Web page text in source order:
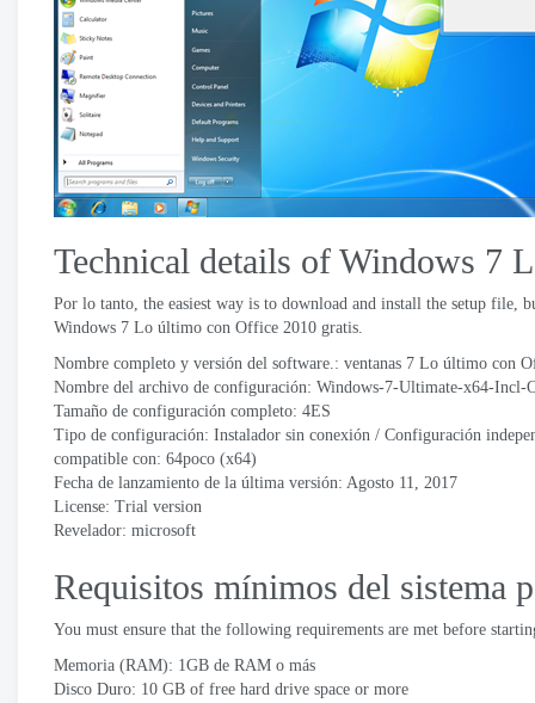
Technical details of Windows 7
Por lo tanto, the easiest way is to download and install the setup file,
Windows 7 Lo último con Office 2010 gratis.
Nombre completo y versión del software.: ventanas 7 Lo último con
Nombre del archivo de configuración: Windows-7-Ultimate-x64-Incl-
Tamaño de configuración completo: 4ES
Tipo de configuración: Instalador sin conexión / Configuración
compatible con: 64poco (x64)
Fecha de lanzamiento de la última versión: Agosto 11, 2017
License: Trial version
Revelador: microsoft
Requisitos mínimos del sistema
You must ensure that the following requirements are met before
Memoria (RAM): 1GB de RAM o más
Disco Duro: 10 GB of free hard drive space or more